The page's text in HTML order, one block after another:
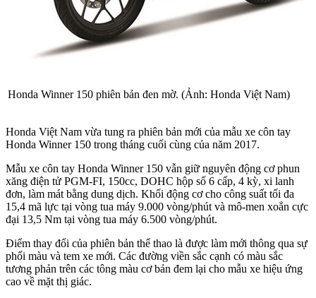
Honda Winner 150 phiên bản đen mờ. (Ảnh: Honda Việt Nam)
Honda Việt Nam vừa tung ra phiên bản mới của mẫu xe côn tay
Honda Winner 150 trong tháng cuối cùng của năm 2017.
Mẫu xe côn tay Honda Winner 150 vẫn giữ nguyên động cơ phun
xăng điện tử PGM-FI, 150cc, DOHC hộp số 6 cấp, 4 kỳ, xi lanh
đơn, làm mát bằng dung dịch. Khối động cơ cho công suất tối đa
15,4 mã lực tại vòng tua máy 9.000 vòng/phút và mô-men xoắn cực
đại 13,5 Nm tại vòng tua máy 6.500 vòng/phút.
Điểm thay đổi của phiên bản thể thao là được làm mới thông qua sự
phối màu và tem xe mới. Các đường viền sắc cạnh có màu sắc
tương phản trên các tông màu cơ bản đem lại cho mẫu xe hiệu ứng
cao về mặt thị giác.